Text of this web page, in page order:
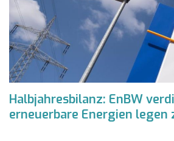
Halbjahresbilanz: EnBW
erneuerbare Energien legen